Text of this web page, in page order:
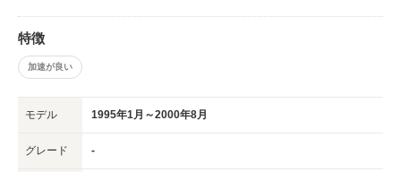
特徴
加速が良い
モデル 1995年1月～2000年8月
グレード -